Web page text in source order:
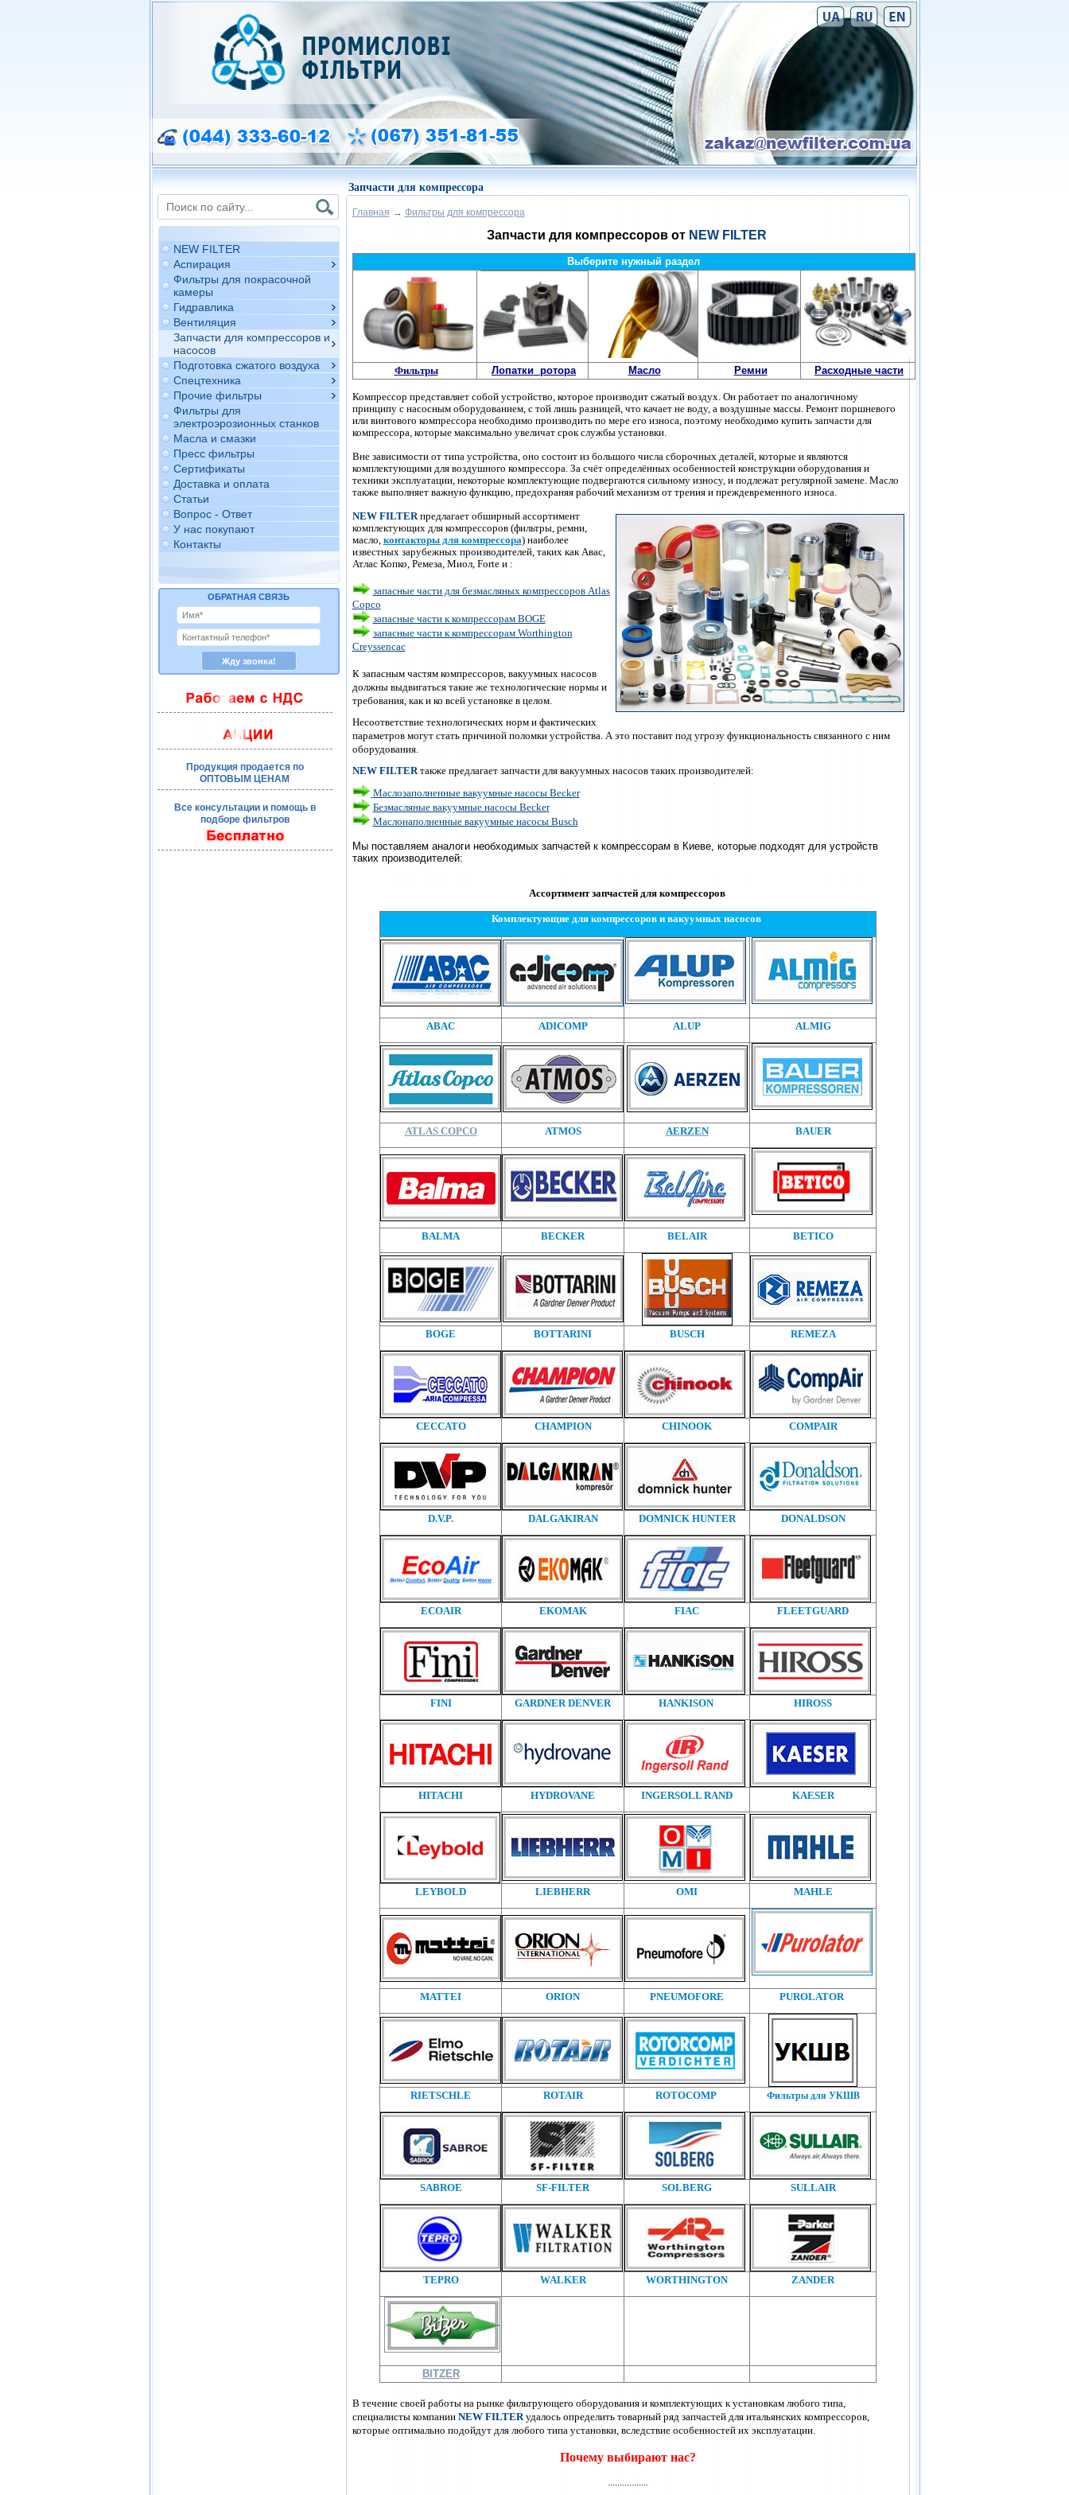
NEW FILTER
Аспирация
Фильтры для покрасочной
камеры
Гидравлика
Вентиляция
Запчасти для компрессоров и
насосов
Подготовка сжатого воздуха
Спецтехника
Прочие фильтры
Фильтры для
электроэрозионных станков
Масла и смазки
Пресс фильтры
Сертификаты
Доставка и оплата
Статьи
Вопрос - Ответ
У нас покупают
Контакты
ОБРАТНАЯ СВЯЗЬ
Продукция продается по
ОПТОВЫМ ЦЕНАМ
Все консультации и помощь в
подборе фильтров
Запчасти для компрессора
Главная → Фильтры для компрессора
Запчасти для компрессоров от NEW FILTER
Выберите нужный раздел
Фильтры Лопатки ротора Масло Ремни Расходные части
Компрессор представляет собой устройство, которое производит сжатый воздух. Он работает по аналогичному
принципу с насосным оборудованием, с той лишь разницей, что качает не воду, а воздушные массы. Ремонт поршневого
или винтового компрессора необходимо производить по мере его износа, поэтому необходимо купить запчасти для
компрессора, которые максимально увеличат срок службы установки.
Вне зависимости от типа устройства, оно состоит из большого числа сборочных деталей, которые и являются
комплектующими для воздушного компрессора. За счёт определённых особенностей конструкции оборудования и
техники эксплуатации, некоторые комплектующие подвергаются сильному износу, и подлежат регулярной замене. Масло
также выполняет важную функцию, предохраняя рабочий механизм от трения и преждевременного износа.
NEW FILTER предлагает обширный ассортимент
комплектующих для компрессоров (фильтры, ремни,
масло, контакторы для компрессора)наиболее
известных зарубежных производителей, таких как Авас,
Атлас Копко, Ремеза, Миол, Forte и :
запасные части для безмасляных компрессоров Atlas
Copco
запасные части к компрессорам BOGE
запасные части к компрессорам Worthington
Creyssencac
К запасным частям компрессоров, вакуумных насосов
должны выдвигаться такие же технологические нормы и
требования, как и ко всей установке в целом.
Несоответствие технологических норм и фактических
параметров могут стать причиной поломки устройства. А это поставит под угрозу функциональность связанного с ним
оборудования.
NEW FILTERтакже предлагает запчасти для вакуумных насосов таких производителей:
Маслозаполненные вакуумные насосы Becker
Безмасляные вакуумные насосы Becker
Маслонаполненные вакуумные насосы Busсh
Мы поставляем аналоги необходимых запчастей к компрессорам в Киеве, которые подходят для устройств
таких производителей:
Ассортиментзапчастей длякомпрессоров
Комплектующие для компрессоров и вакуумных насосов
ABAC ADICOMP ALUP ALMIG
ATLAS COPCO ATMOS AERZEN BAUER
BALMA BECKER BELAIR BETICO
BOGE BOTTARINI BUSCH REMEZA
CECCATO CHAMPION CHINOOK COMPAIR
D.V.P. DALGAKIRAN DOMNICK HUNTER DONALDSON
ECOAIR EKOMAK FIAC FLEETGUARD
FINI GARDNER DENVER HANKISON HIROSS
HITACHI HYDROVANE INGERSOLL RAND KAESER
LEYBOLD LIEBHERR OMI MAHLE
MATTEI ORION PNEUMOFORE PUROLATOR
RIETSCHLE ROTAIR ROTOCOMP Фильтры для УКШВ
SABROE SF-FILTER SOLBERG SULLAIR
TEPRO WALKER WORTHINGTON ZANDER
BITZER
В течение своей работы на рынке фильтрующего оборудования и комплектующих к установкам любого типа,
специалисты компании NEW FILTERудалось определить товарный ряд запчастей для итальянских компрессоров,
которые оптимально подойдут для любого типа установки, вследствие особенностей их эксплуатации.
Почему выбирают нас?